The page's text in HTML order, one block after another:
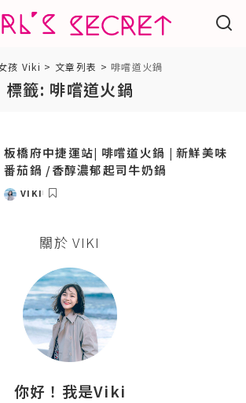
孩 Viki > 文章列表 >啡嚐道火鍋
標籤: 啡嚐道火鍋
板橋府中捷運站| 啡嚐道火鍋 | 新鮮美味
番茄鍋 /香醇濃郁起司牛奶鍋
POSTED
VIKI
關於 VIKI
你好！我是Viki